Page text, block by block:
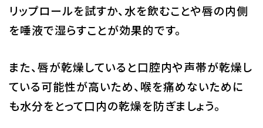
リップロールを試すか、水を飲むことや唇の内側
を唾液で湿らすことが効果的です。
また、唇が乾燥していると口腔内や声帯が乾燥し
ている可能性が高いため、喉を痛めないために
も水分をとって口内の乾燥を防ぎましょう。